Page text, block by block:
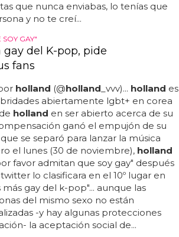
que nunca enviabas, lo tenías que
y no te creí...
GAY"
del K-pop, pide
fans
holland (@holland _vvv)... holland es
abiertamente lgbt+ en corea
holland en ser abierto acerca de su
ganó el empujón de su
se separó para lanzar la música
el lunes (30 de noviembre), holland
favor admitan que soy gay" después
lo clasificara en el 10º lugar en
gay del k-pop"... aunque las
del mismo sexo no están
-y hay algunas protecciones
la aceptación social de...